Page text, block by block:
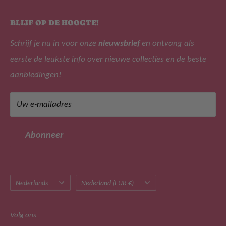
aanbieden zijn B.Nosy, Lyle & Scott, Like Flo, Alix The
Label, Tygo&Vito, Daily 7 en NoNo!
Adres: Leijsenhoek 47, 4901 ER Oosterhout (geen
bezoekadres)
Tel: +31 (0)162 471266
Mail: klantenservice@merkmeisjeskleding.nl
BTW-nummer: NL822514680B01
Zoek
Veelgestelde vragen
Privacy beleid
Retourbeleid
Algemene voorwaarden
Klachtenregeling
BLIJF OP DE HOOGTE!
Schrijf je nu in voor onzenieuwsbriefen ontvang als
eerste de leukste info over nieuwe collecties en de beste
aanbiedingen!
Uw e-mailadres
Abonneer
Taal
Nederlands Land/regio
Nederland (EUR €)
Volg ons